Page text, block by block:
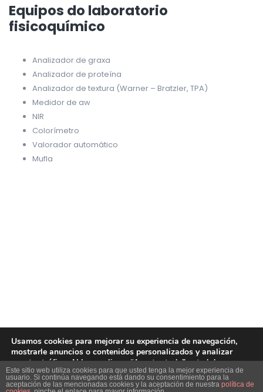
Equipos do laboratorio
fisicoquímico
Analizador de graxa
Analizador de proteína
Analizador de textura (Warner – Bratzler, TPA)
Medidor de aw
NIR
Colorímetro
Valorador automático
Mufla
Este sitio web utiliza cookies para que usted tenga la mejor experiencia de
usuario. Si continúa navegando está dando su consentimiento para la
aceptación de las mencionadas cookies y la aceptación de nuestra política de
Usamos cookies para mejorar su experiencia de navegación,
mostrarle anuncios o contenidos personalizados y analizar
nuestro tráfico. Al hacer clic en “Aceptar todo” usted da su
consentimiento a nuestro uso de las cookies.